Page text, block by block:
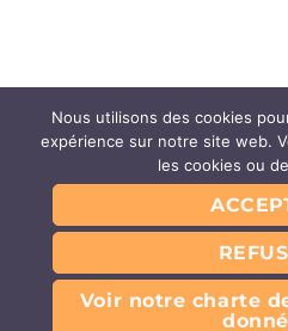
FAQ
Conditions
Conditions
Charte de
@Tech-
Nous utilisons des cookies
expérience sur notre site web.
les cookies ou
Voir notre charte